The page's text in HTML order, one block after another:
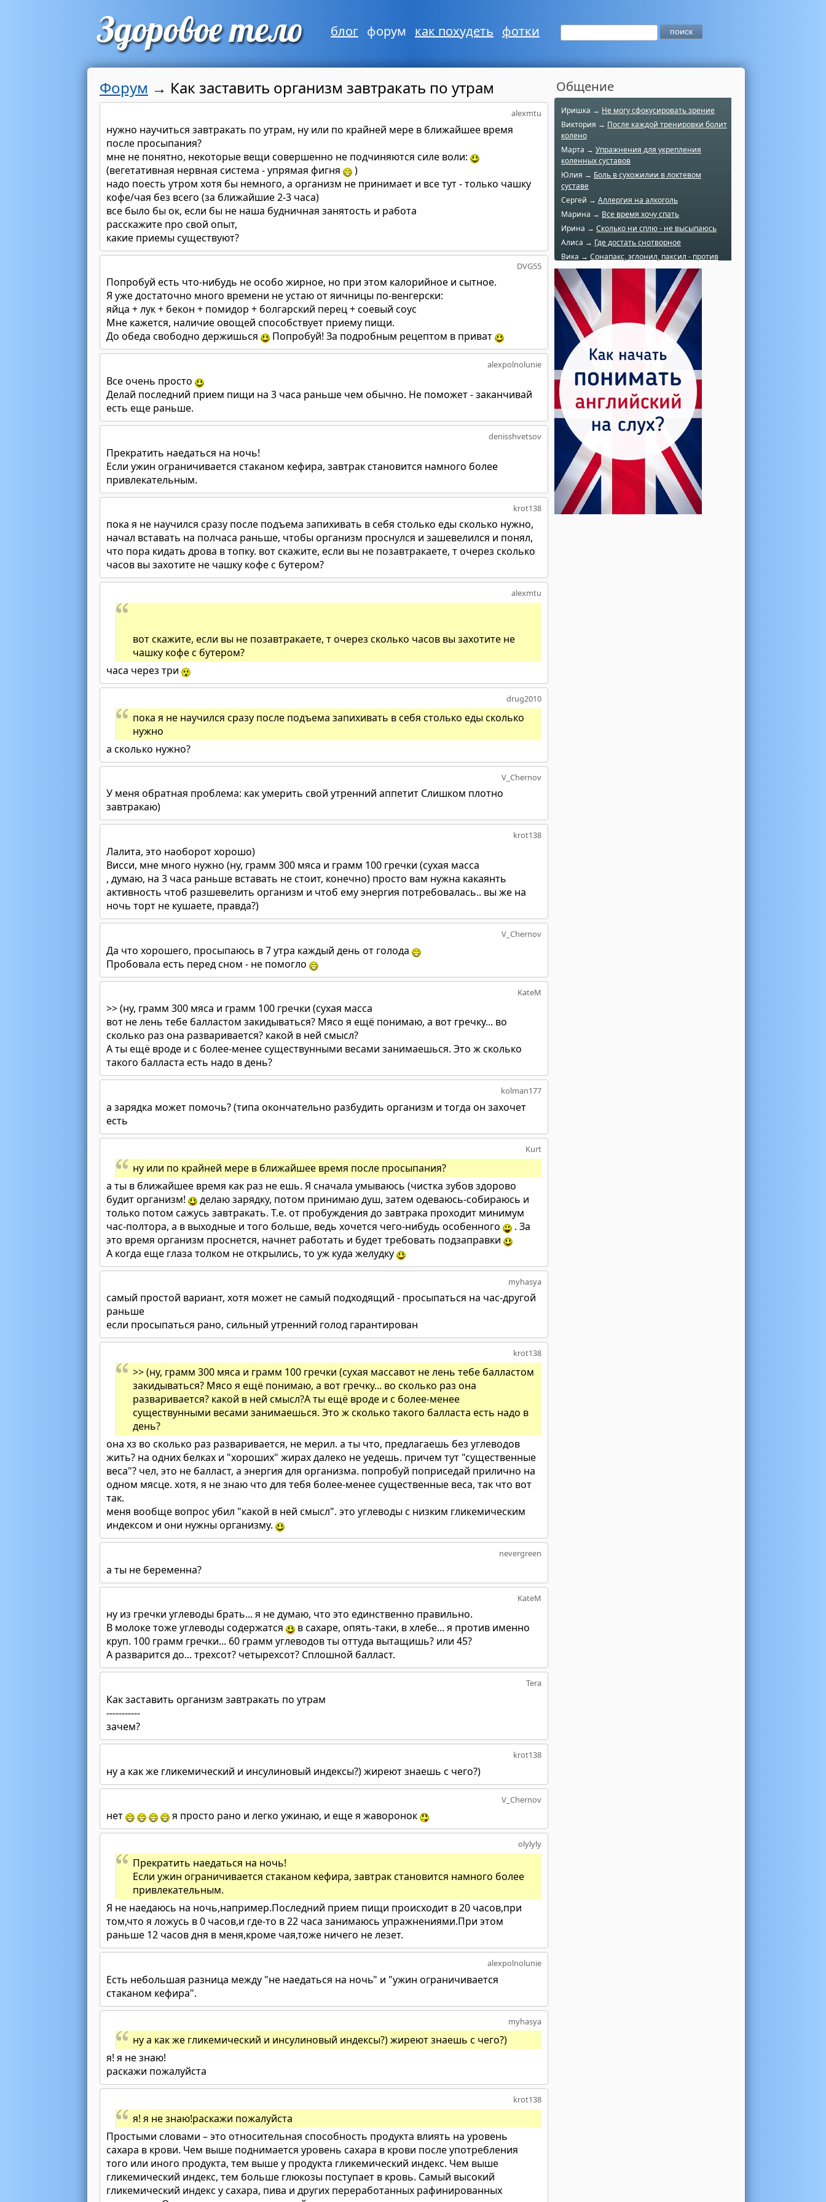
блог форум как похудеть фотки
Форум → Как заставить организм завтракать по утрам
alexmtu
нужно научиться завтракать по утрам, ну или по крайней мере в ближайшее время
после просыпания?
мне не понятно, некоторые вещи совершенно не подчиняются силе воли:
(вегетативная нервная система - упрямая фигня
)
надо поесть утром хотя бы немного, а организм не принимает и все тут - только чашку
кофе/чая без всего (за ближайшие 2-3 часа)
все было бы ок, если бы не наша будничная занятость и работа
расскажите про свой опыт,
какие приемы существуют?
DVG55
Попробуй есть что-нибудь не особо жирное, но при этом калорийное и сытное.
Я уже достаточно много времени не устаю от яичницы по-венгерски:
яйца + лук + бекон + помидор + болгарский перец + соевый соус
Мне кажется, наличие овощей способствует приему пищи.
До обеда свободно держишься
Попробуй! За подробным рецептом в приват
alexpolnolunie
Все очень просто
Делай последний прием пищи на 3 часа раньше чем обычно. Не поможет - заканчивай
есть еще раньше.
denisshvetsov
Прекратить наедаться на ночь!
Если ужин ограничивается стаканом кефира, завтрак становится намного более
привлекательным.
krot138
пока я не научился сразу после подъема запихивать в себя столько еды сколько нужно,
начал вставать на полчаса раньше, чтобы организм проснулся и зашевелился и понял,
что пора кидать дрова в топку. вот скажите, если вы не позавтракаете, т очерез сколько
часов вы захотите не чашку кофе с бутером?
alexmtu
вот скажите, если вы не позавтракаете, т очерез сколько часов вы захотите не
чашку кофе с бутером?
часа через три
drug2010
пока я не научился сразу после подъема запихивать в себя столько еды сколько
нужно
а сколько нужно?
V_Chernov
У меня обратная проблема: как умерить свой утренний аппетит Слишком плотно
завтракаю)
krot138
Лалита, это наоборот хорошо)
Висси, мне много нужно (ну, грамм 300 мяса и грамм 100 гречки (сухая масса
, думаю, на 3 часа раньше вставать не стоит, конечно) просто вам нужна какаянть
активность чтоб разшевелить организм и чтоб ему энергия потребовалась.. вы же на
ночь торт не кушаете, правда?)
V_Chernov
Да что хорошего, просыпаюсь в 7 утра каждый день от голода
Пробовала есть перед сном - не помогло
KateM
>> (ну, грамм 300 мяса и грамм 100 гречки (сухая масса
вот не лень тебе балластом закидываться? Мясо я ещё понимаю, а вот гречку... во
сколько раз она разваривается? какой в ней смысл?
А ты ещё вроде и с более-менее существунными весами занимаешься. Это ж сколько
такого балласта есть надо в день?
kolman177
а зарядка может помочь? (типа окончательно разбудить организм и тогда он захочет
есть
Kurt
ну или по крайней мере в ближайшее время после просыпания?
а ты в ближайшее время как раз не ешь. Я сначала умываюсь (чистка зубов здорово
будит организм!
делаю зарядку, потом принимаю душ, затем одеваюсь-собираюсь и
только потом сажусь завтракать. Т.е. от пробуждения до завтрака проходит минимум
час-полтора, а в выходные и того больше, ведь хочется чего-нибудь особенного
. За
это время организм проснется, начнет работать и будет требовать подзаправки
А когда еще глаза толком не открылись, то уж куда желудку
myhasya
самый простой вариант, хотя может не самый подходящий - просыпаться на час-другой
раньше
если просыпаться рано, сильный утренний голод гарантирован
krot138
>> (ну, грамм 300 мяса и грамм 100 гречки (сухая массавот не лень тебе балластом
закидываться? Мясо я ещё понимаю, а вот гречку... во сколько раз она
разваривается? какой в ней смысл?А ты ещё вроде и с более-менее
существунными весами занимаешься. Это ж сколько такого балласта есть надо в
день?
она хз во сколько раз разваривается, не мерил. а ты что, предлагаешь без углеводов
жить? на одних белках и "хороших" жирах далеко не уедешь. причем тут "существенные
веса"? чел, это не балласт, а энергия для организма. попробуй поприседай прилично на
одном мясце. хотя, я не знаю что для тебя более-менее существенные веса, так что вот
так.
меня вообще вопрос убил "какой в ней смысл". это углеводы с низким гликемическим
индексом и они нужны организму.
nevergreen
а ты не беременна?
KateM
ну из гречки углеводы брать... я не думаю, что это единственно правильно.
В молоке тоже углеводы содержатся
в сахаре, опять-таки, в хлебе... я против именно
круп. 100 грамм гречки... 60 грамм углеводов ты оттуда вытащишь? или 45?
А разварится до... трехсот? четырехсот? Сплошной балласт.
Tera
Как заставить организм завтракать по утрам
-----------
зачем?
krot138
ну а как же гликемический и инсулиновый индексы?) жиреют знаешь с чего?)
V_Chernov
нет я просто рано и легко ужинаю, и еще я жаворонок
olylyly
Прекратить наедаться на ночь!
Если ужин ограничивается стаканом кефира, завтрак становится намного более
привлекательным.
Я не наедаюсь на ночь,например.Последний прием пищи происходит в 20 часов,при
том,что я ложусь в 0 часов,и где-то в 22 часа занимаюсь упражнениями.При этом
раньше 12 часов дня в меня,кроме чая,тоже ничего не лезет.
alexpolnolunie
Есть небольшая разница между "не наедаться на ночь" и "ужин ограничивается
стаканом кефира".
myhasya
ну а как же гликемический и инсулиновый индексы?) жиреют знаешь с чего?)
я! я не знаю!
раскажи пожалуйста
krot138
я! я не знаю!раскажи пожалуйста
Простыми словами – это относительная способность продукта влиять на уровень
сахара в крови. Чем выше поднимается уровень сахара в крови после употребления
того или иного продукта, тем выше у продукта гликемический индекс. Чем выше
гликемический индекс, тем больше глюкозы поступает в кровь. Самый высокий
гликемический индекс у сахара, пива и других переработанных рафинированных
Общение
Иришка → Не могу сфокусировать зрение
Виктория → После каждой тренировки болит
колено
Марта → Упражнения для укрепления
коленных суставов
Юлия → Боль в сухожилии в локтевом
суставе
Сергей → Аллергия на алкоголь
Марина → Все время хочу спать
Ирина → Сколько ни сплю - не высыпаюсь
Алиса → Где достать снотворное
Вика → Сонапакс, эглонил, паксил - против
чего?
Катерина →
Боль в колене при нагрузке
Алла →Болят коленные суставы
Паша Щ. →
Боль в коленной чашечке
Ульяна Ф. →Болят и хрустят колени
Артемов Иван →
Болит и опухло колено
Чернов Игорь →Болят суставы при занятиях
спортом